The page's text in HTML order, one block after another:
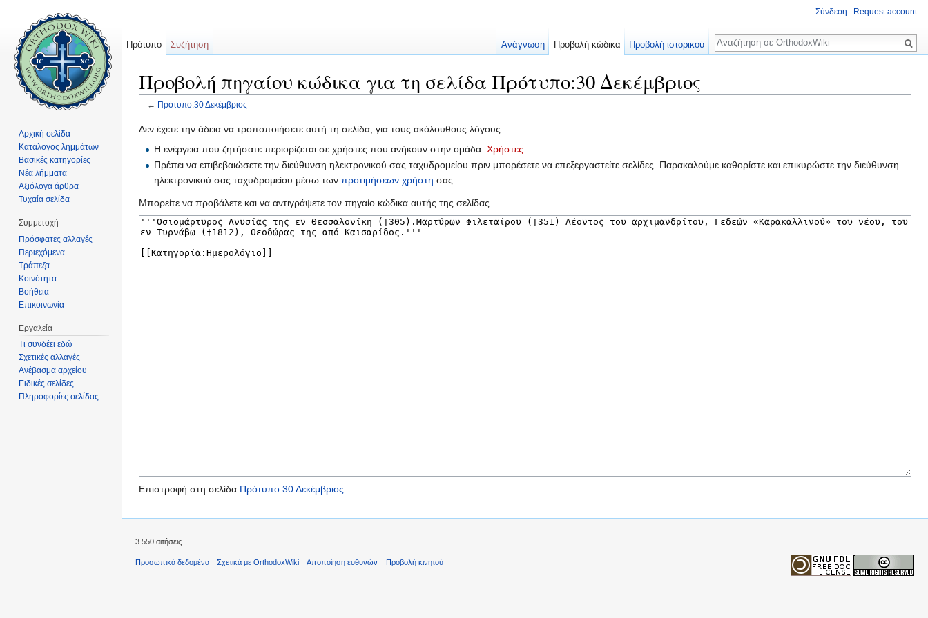
Προβολή πηγαίου κώδικα για τη σελίδα Πρότυπο:30 Δεκέμβριος
← Πρότυπο:30 Δεκέμβριος
Δεν έχετε την άδεια να τροποποιήσετε αυτή τη σελίδα, για τους ακόλουθους λόγους:
Η ενέργεια που ζητήσατε περιορίζεται σε χρήστες που ανήκουν στην ομάδα:Χρήστες
Πρέπει να επιβεβαιώσετε την διεύθυνση ηλεκτρονικού σας ταχυδρομείου πριν μπορέσετε να επεξεργαστείτε σελίδες. Παρακαλούμε καθορίστε και επικυρώστε την διεύθυνση
ηλεκτρονικού σας ταχυδρομείου μέσω τωνπροτιμήσεων χρήστη σας.
Μπορείτε να προβάλετε και να αντιγράψετε τον πηγαίο κώδικα αυτής της σελίδας.
Επιστροφή στη σελίδα Πρότυπο:30 Δεκέμβριος.
Σύνδεση Request account
Πρότυπο Συζήτηση Ανάγνωση Προβολή κώδικα Προβολή ιστορικού
Αναζήτηση
Αρχική σελίδα
Κατάλογος λημμάτων
Βασικές κατηγορίες
Νέα λήμματα
Αξιόλογα άρθρα
Τυχαία σελίδα
Συμμετοχή
Πρόσφατες αλλαγές
Περιεχόμενα
Τράπεζα
Κοινότητα
Βοήθεια
Επικοινωνία
Εργαλεία
Τι συνδέει εδώ
Σχετικές αλλαγές
Ανέβασμα αρχείου
Ειδικές σελίδες
Πληροφορίες σελίδας
3.550 αιτήσεις
Προσωπικά δεδομένα Σχετικά με OrthodoxWiki Αποποίηση ευθυνών Προβολή κινητού